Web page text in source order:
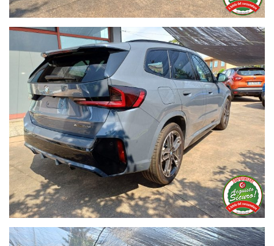
Contatto Skipe : Emanuele Gusson
Dilazionamenti in sede personalizzati fino a 72 mesi con
possibilita' di copertura parziale dell'auto convenzionata in
tutta Europa includendola nella quota mensile del prestito.
GARANZIA guasti fino a 60 mesi
FINANZIAMENTO senza anticipo
GESTIONE dell'usato in permuta
TRASPORTO e consegna a domicilio
Valutiamo il tuo usato da ritirare in sede con possibilità di
pagamento per differenza o paghiamo il tuo usato in contanti
e finanziamo l'auto nuova.
Qualsiasi annuncio può contenere errori di battitura, e/o dati
errati, chiedo gentilmente di telefonare per ricevere risposte
dettagliate in merito ai prodotti esposti quindi per verificare
l'autenticità e la disponibiltà del prodotto !